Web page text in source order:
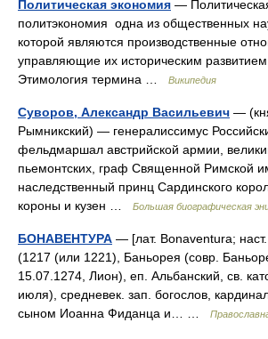
Политическая экономия —
политэкономия одна из общественных
которой являются производственные
управляющие их историческим
Этимология термина …
Википедия
Суворов, Александр Васильевич —
Рымникский) — генералиссимус
фельдмаршал австрийской армии,
пьемонтских, граф Священной Римской
наследственный принц Сардинского
короны и кузен …
Большая биографическая
БОНАВЕНТУРА — [лат. Bonaventura;
(1217 (или 1221), Баньорея (совр.
15.07.1274, Лион), еп. Альбанский, св.
июля), средневек. зап. богослов,
сыном Иоанна Фиданца и… …